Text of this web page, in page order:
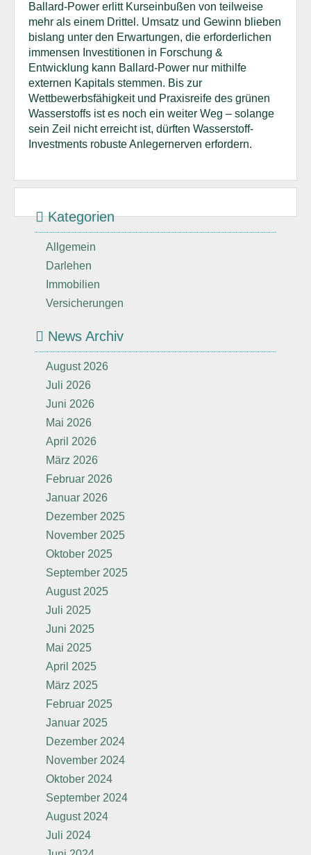
Ballard-Power erlitt Kurseinbußen von teilweise
mehr als einem Drittel. Umsatz und Gewinn blieben
bislang unter den Erwartungen, die erforderlichen
immensen Investitionen in Forschung &
Entwicklung kann Ballard-Power nur mithilfe
externen Kapitals stemmen. Bis zur
Wettbewerbsfähigkeit und Praxisreife des grünen
Wasserstoffs ist es noch ein weiter Weg – solange
sein Zeil nicht erreicht ist, dürften Wasserstoff-
Investments robuste Anlegernerven erfordern.
Kategorien
Allgemein
Darlehen
Immobilien
Versicherungen
News Archiv
August 2026
Juli 2026
Juni 2026
Mai 2026
April 2026
März 2026
Februar 2026
Januar 2026
Dezember 2025
November 2025
Oktober 2025
September 2025
August 2025
Juli 2025
Juni 2025
Mai 2025
April 2025
März 2025
Februar 2025
Januar 2025
Dezember 2024
November 2024
Oktober 2024
September 2024
August 2024
Juli 2024